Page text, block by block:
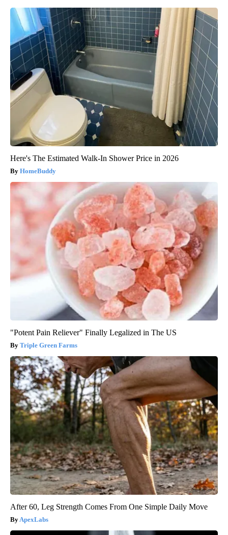
Here's The Estimated Walk-In Shower Price in 2026
HomeBuddy
"Potent Pain Reliever" Finally Legalized in The US
Triple Green Farms
After 60, Leg Strength Comes From One Simple Daily Move
ApexLabs